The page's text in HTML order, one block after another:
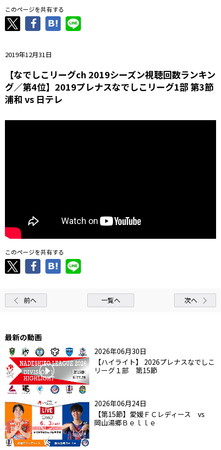
ニッパツ
-
このページを共有する
2019年12月31日
【なでしこリーグch 2019シーズン視聴回数ランキン
グ／第4位】2019プレナスなでしこリーグ1部 第3節
浦和 vs 日テレ
このページを共有する
前へ 一覧へ 次へ
最新の動画
2026年06月30日
【ハイライト】 2026プレナスなでしこ
リーグ１部 第15節
2026年06月24日
【第15節】愛媛ＦＣレディース vs
岡山湯郷Ｂｅｌｌｅ